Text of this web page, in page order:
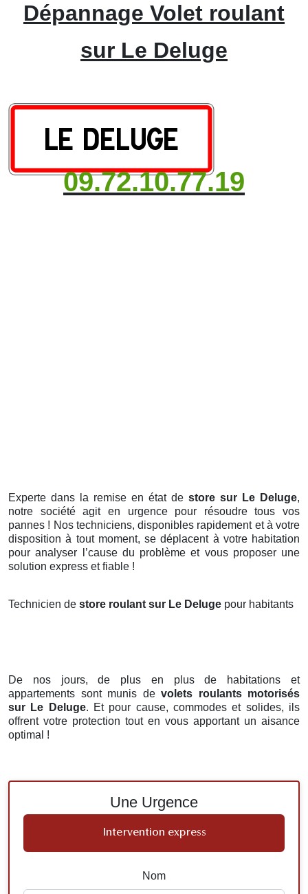
Dépannage Volet roulant
sur Le Deluge
09.72.10.77.19
Experte dans la remise en état de store sur Le Deluge,
notre société agit en urgence pour résoudre tous vos
pannes ! Nos techniciens, disponibles rapidement et à votre
disposition à tout moment, se déplacent à votre habitation
pour analyser l’cause du problème et vous proposer une
solution express et fiable !
Technicien de store roulant sur Le Deluge pour habitants
De nos jours, de plus en plus de habitations et
appartements sont munis de volets roulants motorisés
sur Le Deluge. Et pour cause, commodes et solides, ils
offrent votre protection tout en vous apportant un aisance
optimal !
Une Urgence
Intervention express
Nom